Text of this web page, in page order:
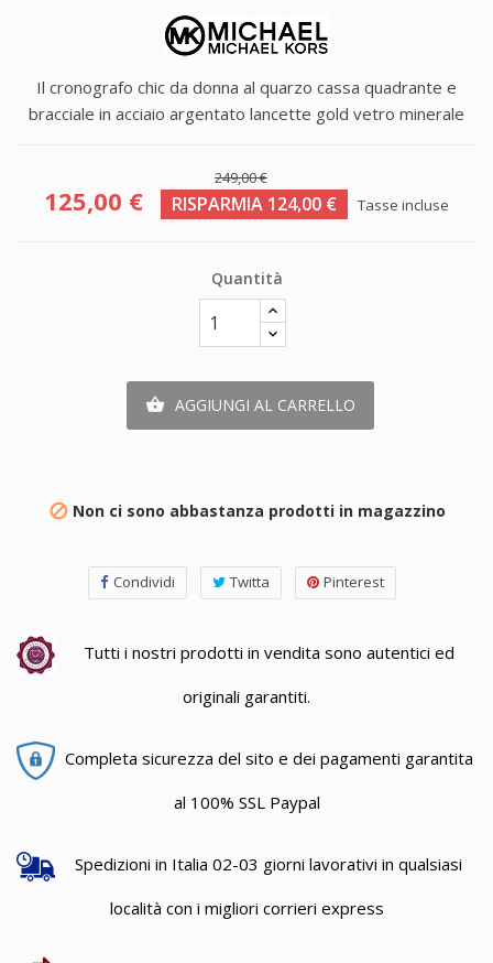
Il cronografo chic da donna al quarzo cassa quadrante e
bracciale in acciaio argentato lancette gold vetro minerale
249,00 €
125,00 € RISPARMIA 124,00 € Tasse incluse
Quantità
 AGGIUNGI AL CARRELLO
 Non ci sono abbastanza prodotti in magazzino
Condividi Twitta Pinterest
Tutti i nostri prodotti in vendita sono autentici ed
originali garantiti.
Completa sicurezza del sito e dei pagamenti garantita
al 100% SSL Paypal
Spedizioni in Italia 02-03 giorni lavorativi in qualsiasi
località con i migliori corrieri express